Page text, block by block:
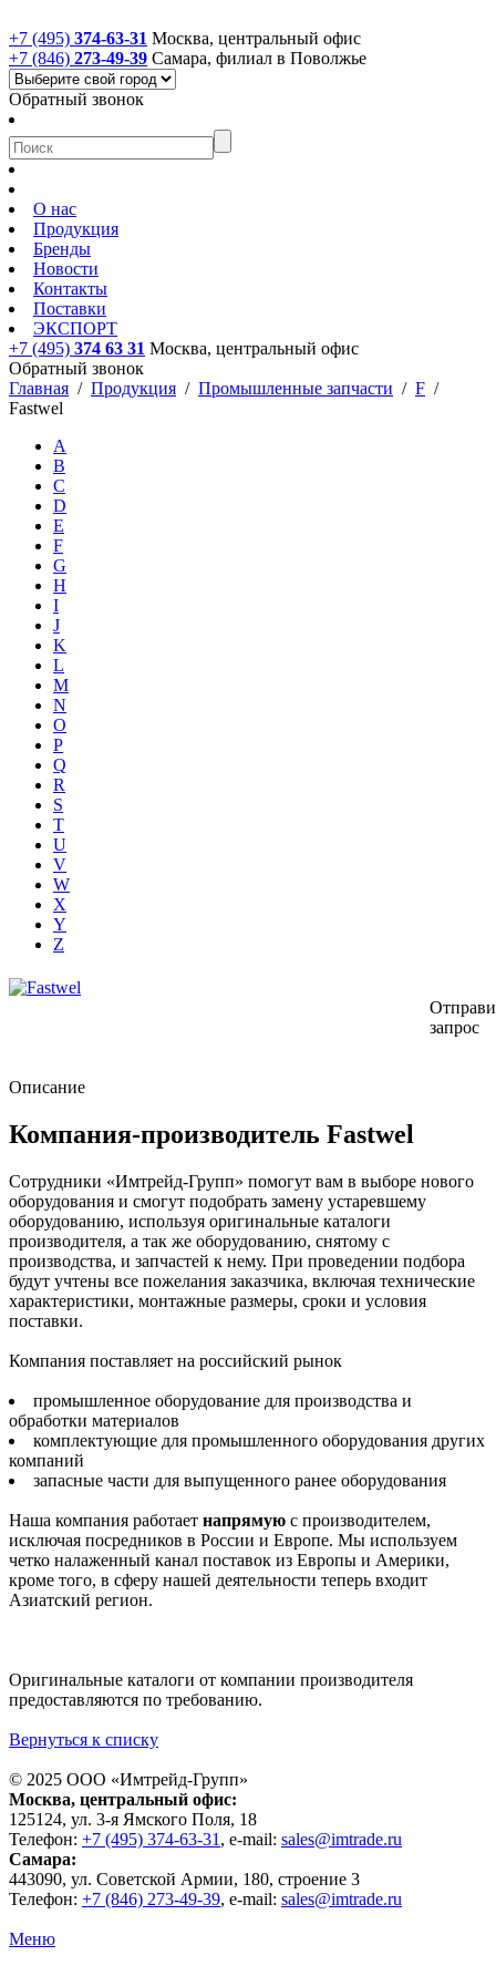
+7 (495) 374-63-31 Москва, центральный офис
+7 (846) 273-49-39 Самара, филиал в Поволжье
Обратный звонок
О нас
Продукция
Бренды
Новости
Контакты
Поставки
ЭКСПОРТ
+7 (495) 374 63 31 Москва, центральный офис
Обратный звонок
Главная / Продукция / Промышленные запчасти / F /
Fastwel
A
B
C
D
E
F
G
H
I
J
K
L
M
N
O
P
Q
R
S
T
U
V
W
X
Y
Z
запрос
Описание
Компания-производитель Fastwel
Сотрудники «Имтрейд-Групп» помогут вам в выборе нового
оборудования и смогут подобрать замену устаревшему
оборудованию, используя оригинальные каталоги
производителя, а так же оборудованию, снятому с
производства, и запчастей к нему. При проведении подбора
будут учтены все пожелания заказчика, включая технические
характеристики, монтажные размеры, сроки и условия
поставки.
Компания поставляет на российский рынок
промышленное оборудование для производства и
обработки материалов
комплектующие для промышленного оборудования других
компаний
запасные части для выпущенного ранее оборудования
Наша компания работает напрямую с производителем,
исключая посредников в России и Европе. Мы используем
четко налаженный канал поставок из Европы и Америки,
кроме того, в сферу нашей деятельности теперь входит
Азиатский регион.
Оригинальные каталоги от компании производителя
предоставляются по требованию.
Вернуться к списку
© 2025 ООО «Имтрейд-Групп»
Москва, центральный офис:
125124, ул. 3-я Ямского Поля, 18
Телефон: +7 (495) 374-63-31 , e-mail: sales@imtrade.ru
Самара:
443090, ул. Советской Армии, 180, строение 3
Телефон: +7 (846) 273-49-39, e-mail: sales@imtrade.ru
Меню